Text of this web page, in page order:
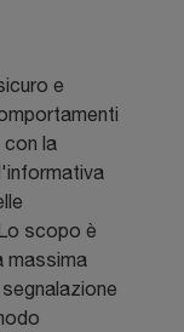
e
con la
scopo è
massima